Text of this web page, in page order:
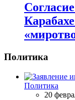
Политика
Политика
20